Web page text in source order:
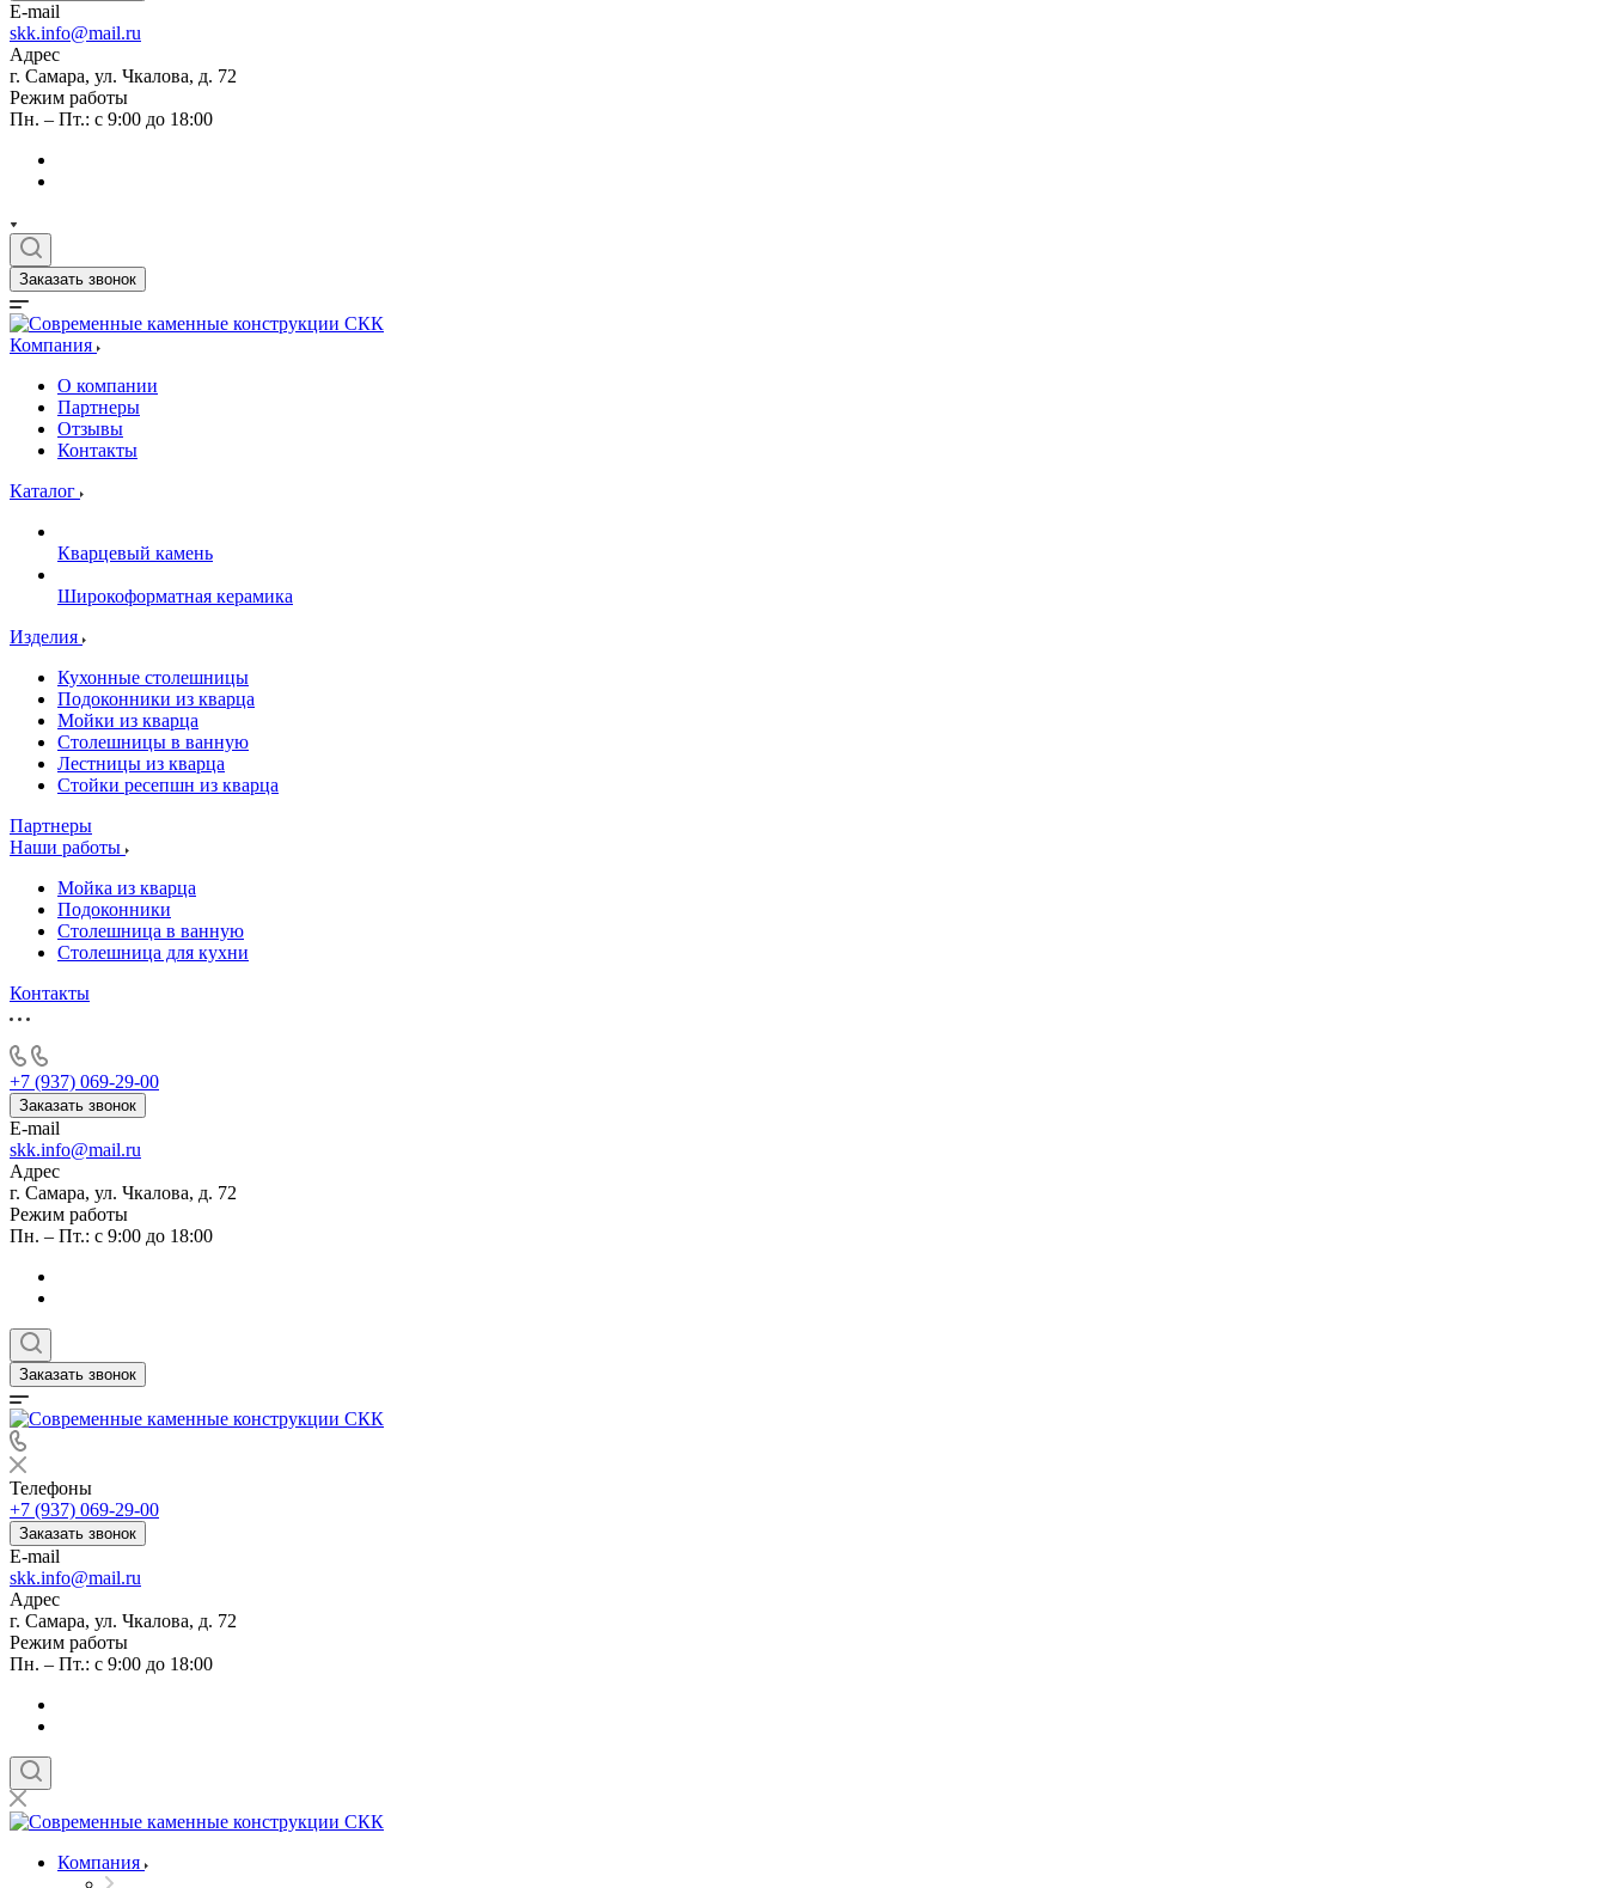
E-mail
skk.info@mail.ru
Адрес
г. Самара, ул. Чкалова, д. 72
Режим работы
Пн. – Пт.: с 9:00 до 18:00
Заказать звонок
Компания
О компании
Партнеры
Отзывы
Контакты
Каталог
Кварцевый камень
Широкоформатная керамика
Изделия
Кухонные столешницы
Подоконники из кварца
Мойки из кварца
Столешницы в ванную
Лестницы из кварца
Стойки ресепшн из кварца
Партнеры
Наши работы
Мойка из кварца
Подоконники
Столешница в ванную
Столешница для кухни
Контакты
+7 (937) 069-29-00
Заказать звонок
E-mail
skk.info@mail.ru
Адрес
г. Самара, ул. Чкалова, д. 72
Режим работы
Пн. – Пт.: с 9:00 до 18:00
Заказать звонок
Телефоны
+7 (937) 069-29-00
Заказать звонок
E-mail
skk.info@mail.ru
Адрес
г. Самара, ул. Чкалова, д. 72
Режим работы
Пн. – Пт.: с 9:00 до 18:00
Компания